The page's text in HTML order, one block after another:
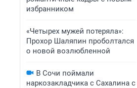
избранником
«Четырех мужей потеряла»:
Прохор Шаляпин проболтался
о новой возлюбленной
В Сочи поймали
наркозакладчика с Сахалина с